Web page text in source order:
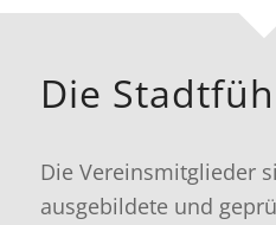
Die
Die Vereinsmitglieder
ausgebildete und